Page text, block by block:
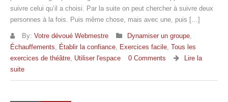
suivre celui qu’il a choisi. Par la suite on peut chercher à suivre deux
personnes à la fois. Puis même chose, mais avec une, puis […]
By: Votre dévoué Webmestre Dynamiser un groupe,
Échauffements, Établir la confiance, Exercices facile, Tous les
exercices de théâtre, Utiliser l'espace 0 Comments
Lire la
suite